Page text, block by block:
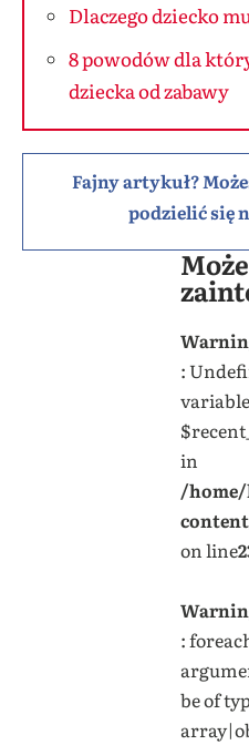
Dlaczego dziecko
8 powodów dla
dziecka od zabawy
Fajny artykuł?
podzielić się
:
variable
in
/
on line
:
be of